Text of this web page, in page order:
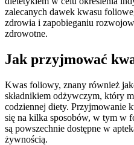
zalecanych dawek kwasu
zdrowia i zapobieganiu
zdrowotne.
Jak przyjmować
Kwas foliowy, znany również
składnikiem odżywczym, który
codziennej diety. Przyjmowanie
się na kilka sposobów, w tym w
są powszechnie dostępne w
żywnością.